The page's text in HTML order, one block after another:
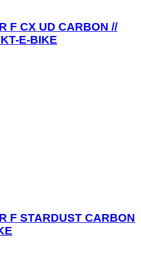
F CX UD CARBON //
E-BIKE
F STARDUST CARBON